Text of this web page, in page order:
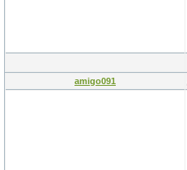
amigo091